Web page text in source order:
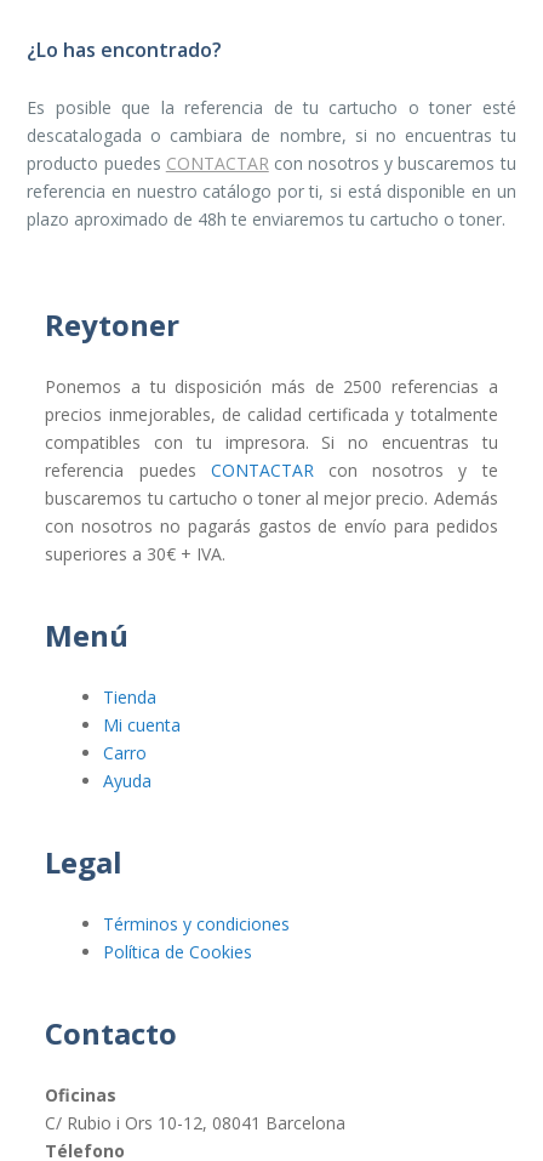
¿Lo has encontrado?
Es posible que la referencia de tu cartucho o toner esté
descatalogada o cambiara de nombre, si no encuentras tu
producto puedes CONTACTARcon nosotros y buscaremos tu
referencia en nuestro catálogo por ti, si está disponible en un
plazo aproximado de 48h te enviaremos tu cartucho o toner.
Reytoner
Ponemos a tu disposición más de 2500 referencias a
precios inmejorables, de calidad certificada y totalmente
compatibles con tu impresora. Si no encuentras tu
referencia puedes CONTACTARcon nosotros y te
buscaremos tu cartucho o toner al mejor precio. Además
con nosotros no pagarás gastos de envío para pedidos
superiores a 30€ + IVA.
Menú
Tienda
Mi cuenta
Carro
Ayuda
Legal
Términos y condiciones
Política de Cookies
Contacto
Oficinas
C/ Rubio i Ors 10-12, 08041 Barcelona
Télefono